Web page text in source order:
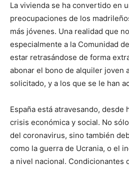
La vivienda se ha convertido en
preocupaciones de los
más jóvenes. Una realidad que
especialmente a la Comunidad de
estar retrasándose de forma
abonar el bono de alquiler joven
solicitado, y a los que se le han
España está atravesando, desde
crisis económica y social. No
del coronavirus, sino también
como la guerra de Ucrania, o el
a nivel nacional. Condicionantes